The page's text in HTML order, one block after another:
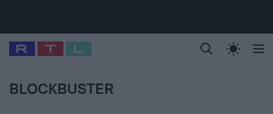
Legfrissebb RTL Híradó Randi Celeb vagyok,
Babits Marcella Most Wanted Gallusz
BLOCKBUSTER